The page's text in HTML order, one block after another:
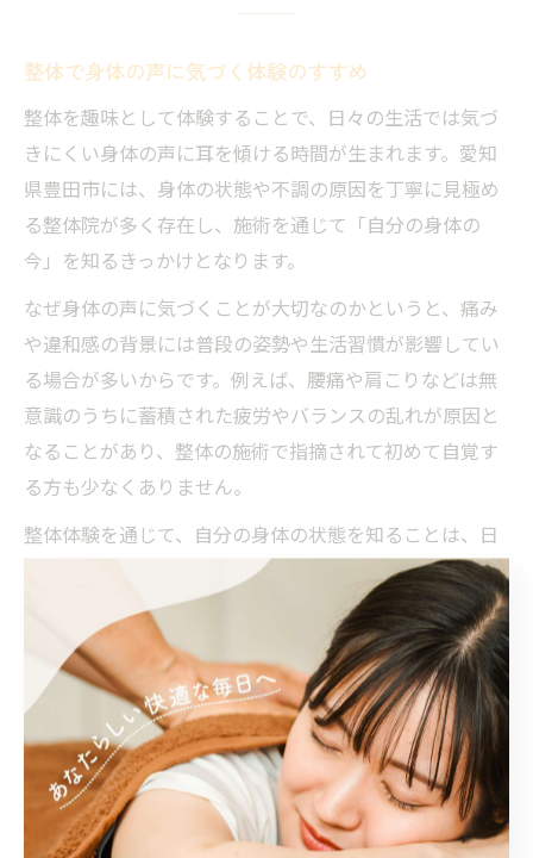
整体で身体の声に気づく体験のすすめ
整体を趣味として体験することで、日々の生活では気づ
きにくい身体の声に耳を傾ける時間が生まれます。愛知
県豊田市には、身体の状態や不調の原因を丁寧に見極め
る整体院が多く存在し、施術を通じて「自分の身体の
今」を知るきっかけとなります。
なぜ身体の声に気づくことが大切なのかというと、痛み
や違和感の背景には普段の姿勢や生活習慣が影響してい
る場合が多いからです。例えば、腰痛や肩こりなどは無
意識のうちに蓄積された疲労やバランスの乱れが原因と
なることがあり、整体の施術で指摘されて初めて自覚す
る方も少なくありません。
整体体験を通じて、自分の身体の状態を知ることは、日
常生活の質を高める第一歩です。定期的なメンテナンス
として整体を取り入れることで、心身のリフレッシュや
不調予防につながるでしょう。
整体体験から学ぶ心身のセルフケア
整体を趣味として体験することで得られる大きなメリッ
トの一つが、心身のセルフケアへの意識が高まることで
す。施術を受けるだけでなく、身体の仕組みや筋肉の使